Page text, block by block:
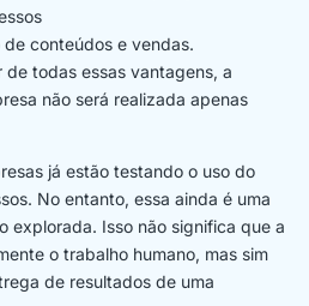
conteúdos e vendas.
todas essas vantagens, a
não será realizada apenas
já estão testando o uso do
No entanto, essa ainda é uma
explorada. Isso não significa que a
o trabalho humano, mas sim
de resultados de uma